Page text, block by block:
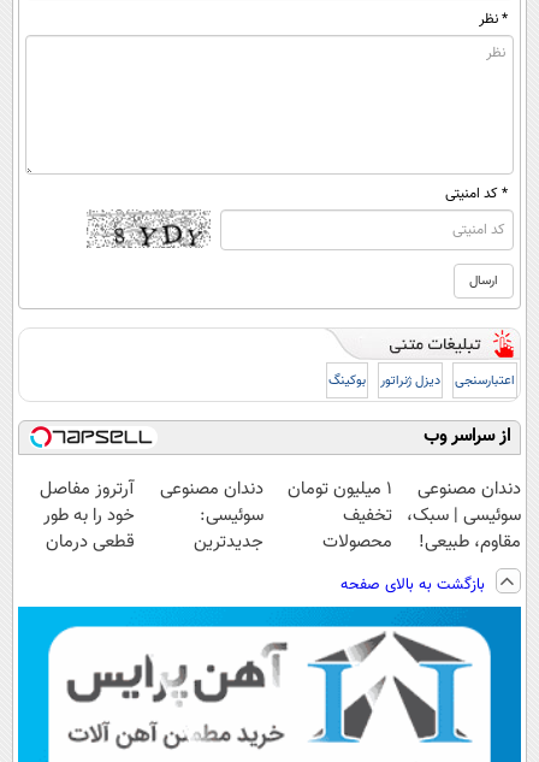
* نظر
* کد امنیتی
اعتبارسنجی دیزل ژنراتور بوکینگ
از سراسر وب
دندان مصنوعی
سوئیسی | سبک،
مقاوم، طبیعی!
ویزیت
رایگان+پرداخت
اقساطی😍
۱ میلیون تومان
تخفیف
محصولات
نزدیک‌تر به
شروع کاهش
وزن
دندان مصنوعی
سوئیسی:
جدیدترین
پرداخت قسطی
آرتروز مفاصل
خود را به طور
قطعی درمان
بازگشت به بالای صفحه